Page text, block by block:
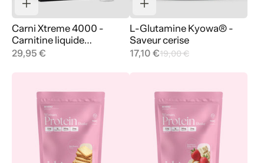
Carni Xtreme 4000 -
Carnitine liquide
Carnipure® - 20
ampoules - Fruits rouges
29,95 €
L-Glutamine Kyowa® -
Saveur cerise
17,10 €19,00 €